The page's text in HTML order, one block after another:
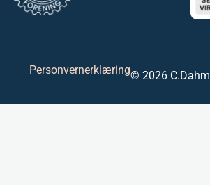
Personvernerklæring© 2026 C.Dahm